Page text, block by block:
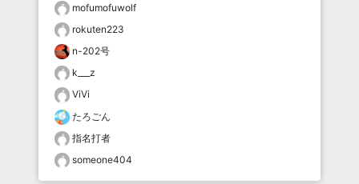
mofumofuwolf
rokuten223
n-202号
k___z
ViVi
たろごん
指名打者
someone404